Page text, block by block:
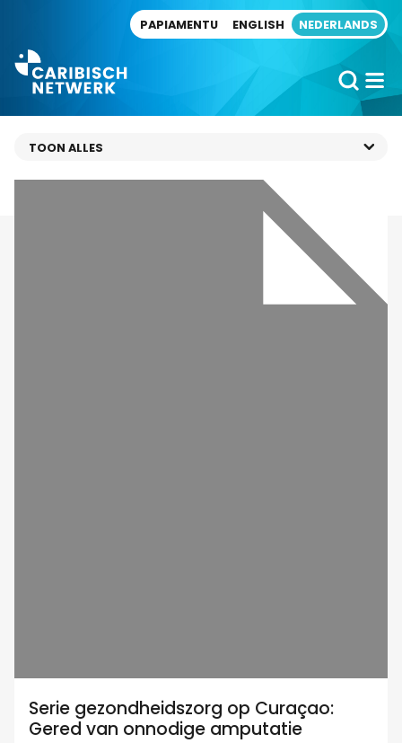
PAPIAMENTU ENGLISH NEDERLANDS
Serie gezondheidszorg op Curaçao:
Gered van onnodige amputatie